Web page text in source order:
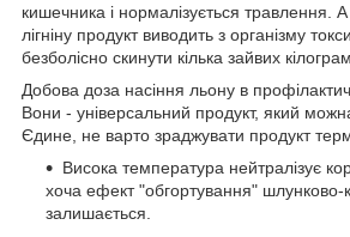
кишечника і нормалізується травлення.
лігніну продукт виводить з організму
безболісно скинути кілька зайвих
Добова доза насіння льону в
Вони - універсальний продукт, який
Єдине, не варто зраджувати продукт
Висока температура нейтралізує
хоча ефект "обгортування" шлунково-
залишається.